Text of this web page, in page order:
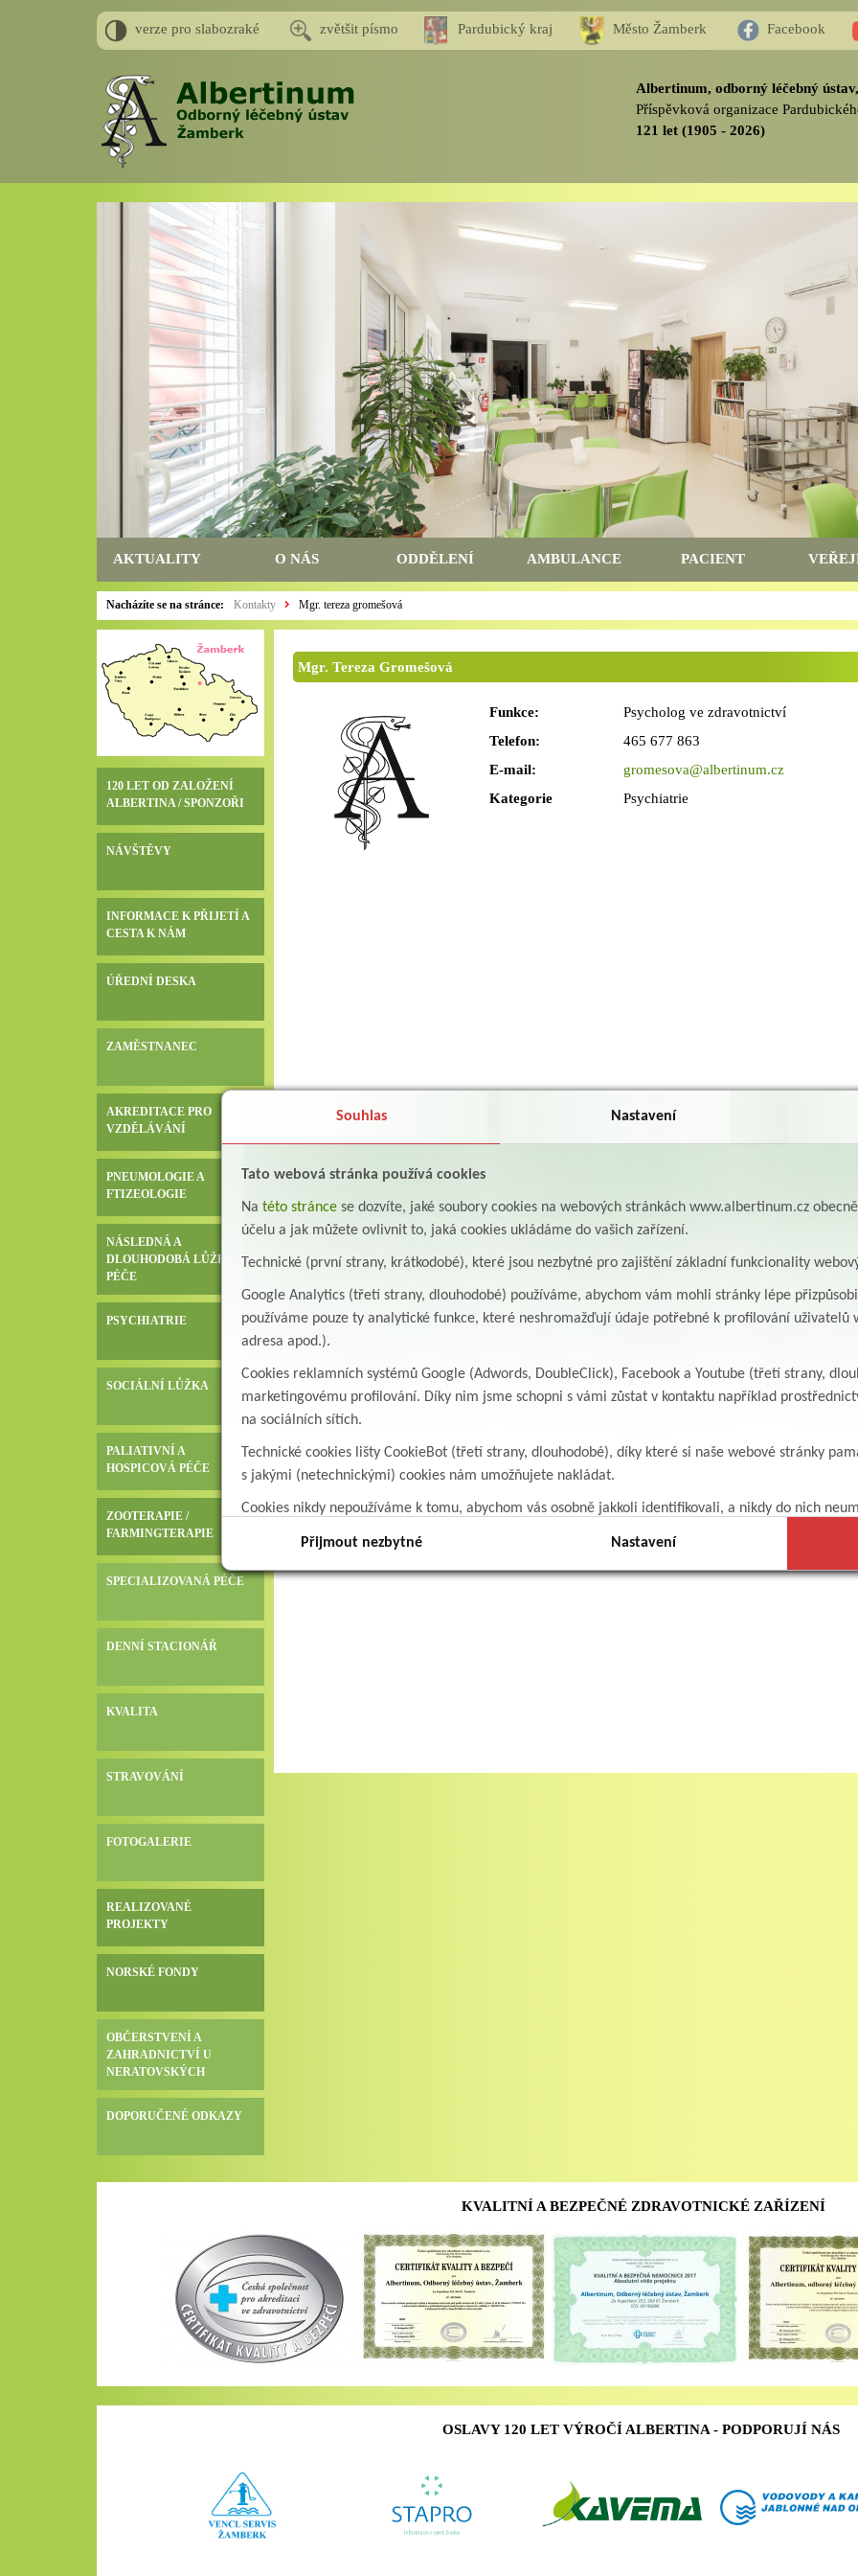
verze pro slabozraké zvětšit písmo Pardubický kraj Město Žamberk Facebook
Albertinum, odborný léčebný
Příspěvková organizace
121 let (1905 - 2026)
AKTUALITY O NÁS ODDĚLENÍ AMBULANCE PACIENT
Nacházíte se na stránce: Kontakty Mgr. tereza gromešová
120 LET OD ZALOŽENÍ
ALBERTINA / SPONZOŘI
NÁVŠTĚVY
INFORMACE K PŘIJETÍ A
CESTA K NÁM
ÚŘEDNÍ DESKA
ZAMĚSTNANEC
AKREDITACE PRO
VZDĚLÁVÁNÍ
PNEUMOLOGIE A
FTIZEOLOGIE
NÁSLEDNÁ A
DLOUHODOBÁ LŮŽKOVÁ
PÉČE
PSYCHIATRIE
SOCIÁLNÍ LŮŽKA
PALIATIVNÍ A
HOSPICOVÁ PÉČE
ZOOTERAPIE /
FARMINGTERAPIE
SPECIALIZOVANÁ PÉČE
DENNÍ STACIONÁŘ
KVALITA
STRAVOVÁNÍ
FOTOGALERIE
REALIZOVANÉ
PROJEKTY
NORSKÉ FONDY
OBČERSTVENÍ A
ZAHRADNICTVÍ U
NERATOVSKÝCH
DOPORUČENÉ ODKAZY
Mgr. Tereza Gromešová
Funkce:
Psycholog ve zdravotnictví
Telefon:
465 677 863
E-mail:
gromesova@albertinum.cz
Kategorie
Psychiatrie
KVALITNÍ A BEZPEČNÉ ZDRAVOTNICKÉ ZAŘÍZENÍ
OSLAVY 120 LET VÝROČÍ ALBERTINA - PODPORUJÍ NÁS
Souhlas Nastavení
Tato webová stránka používá cookies
Na této stránce se dozvíte, jaké soubory cookies na webových stránkách www.albertinum.cz
účelu a jak můžete ovlivnit to, jaká cookies ukládáme do vašich zařízení.
Technické (první strany, krátkodobé), které jsou nezbytné pro zajištění základní funkcionality
Google Analytics (třetí strany, dlouhodobé) používáme, abychom vám mohli stránky lépe
používáme pouze ty analytické funkce, které neshromažďují údaje potřebné k profilování uživatelů
adresa apod.).
Cookies reklamních systémů Google (Adwords, DoubleClick), Facebook a Youtube (třetí strany,
marketingovému profilování. Díky nim jsme schopni s vámi zůstat v kontaktu například
na sociálních sítích.
Technické cookies lišty CookieBot (třetí strany, dlouhodobé), díky které si naše webové stránky
s jakými (netechnickými) cookies nám umožňujete nakládat.
Cookies nikdy nepoužíváme k tomu, abychom vás osobně jakkoli identifikovali, a nikdy do nich
Přijmout nezbytné Nastavení